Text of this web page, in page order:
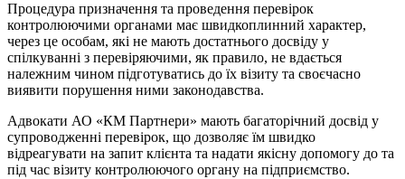
Процедура призначення та проведення перевірок
контролюючими органами має швидкоплинний характер,
через це особам, які не мають достатнього досвіду у
спілкуванні з перевіряючими, як правило, не вдається
належним чином підготуватись до їх візиту та своєчасно
виявити порушення ними законодавства.
Адвокати АО «КМ Партнери» мають багаторічний досвід у
супроводженні перевірок, що дозволяє їм швидко
відреагувати на запит клієнта та надати якісну допомогу до та
під час візиту контролюючого органу на підприємство.